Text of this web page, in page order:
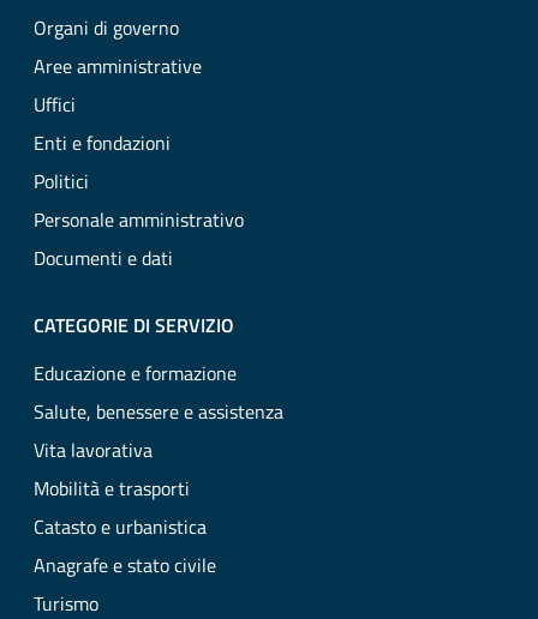
Organi di governo
Aree amministrative
Uffici
Enti e fondazioni
Politici
Personale amministrativo
Documenti e dati
CATEGORIE DI SERVIZIO
Educazione e formazione
Salute, benessere e assistenza
Vita lavorativa
Mobilità e trasporti
Catasto e urbanistica
Anagrafe e stato civile
Turismo